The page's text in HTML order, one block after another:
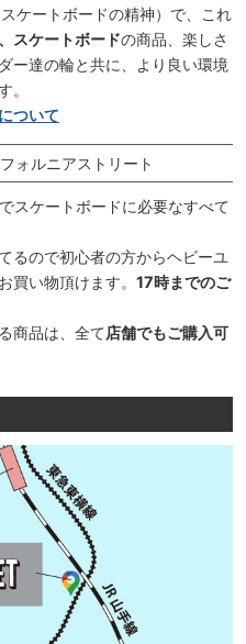
ケートボードの精神）で、これ
スケートボードの商品、楽しさ
ー達の輪と共に、より良い環境
。
ついて
ォルニアストリート
でスケートボードに必要なすべて
るので初心者の方からヘビーユ
買い物頂けます。 17時までのご
商品は、全て店舗でもご購入可